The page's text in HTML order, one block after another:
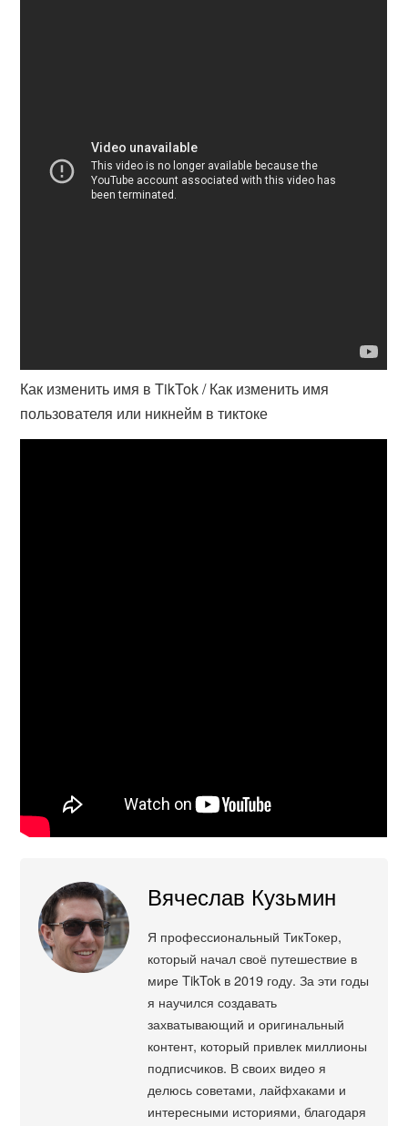
Как изменить имя в TikTok / Как изменить имя
пользователя или никнейм в тиктоке
Вячеслав Кузьмин
Я профессиональный ТикТокер,
который начал своё путешествие в
мире TikTok в 2019 году. За эти годы
я научился создавать
захватывающий и оригинальный
контент, который привлек миллионы
подписчиков. В своих видео я
делюсь советами, лайфхаками и
интересными историями, благодаря